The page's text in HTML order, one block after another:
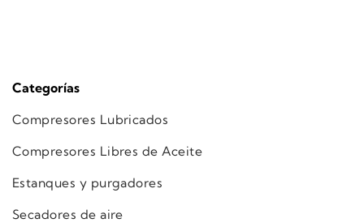
Categorías
Compresores Lubricados
Compresores Libres de Aceite
Estanques y purgadores
Secadores de aire